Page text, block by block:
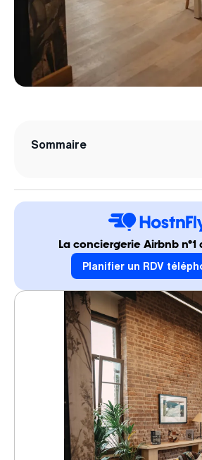
Sommaire
La conciergerie Airbnb
Planifier un RDV